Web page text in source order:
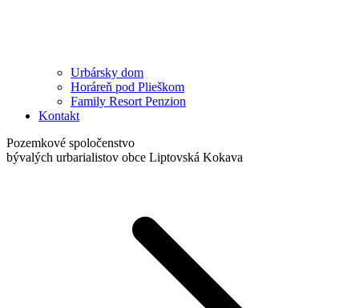
Urbársky dom
Horáreň pod Plieškom
Family Resort Penzion
Kontakt
Pozemkové spoločenstvo
bývalých urbarialistov obce Liptovská Kokava